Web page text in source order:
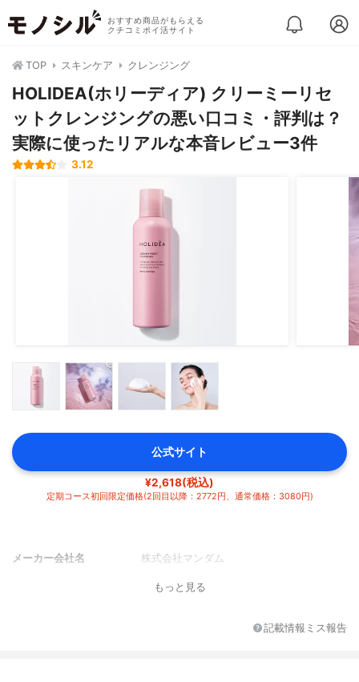
おすすめ商品がもらえる
クチコミポイ活サイト
TOP スキンケア クレンジング
HOLIDEA(ホリーディア) クリーミーリセ
ットクレンジングの悪い口コミ・評判は？
実際に使ったリアルな本音レビュー3件
3.12
公式サイト
¥2,618(税込)
定期コース初回限定価格(2回目以降：2772円、通常価格：3080円)
メーカー会社名 株式会社マンダム
もっと見る
記載情報ミス報告